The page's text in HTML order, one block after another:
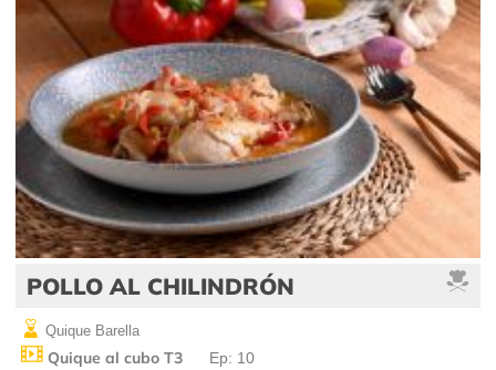
POLLO AL CHILINDRÓN
Quique Barella
Quique al cubo T3 Ep: 10